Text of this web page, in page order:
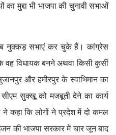
का मुद्दा भी भाजपा की चुनावी सभाओं
नुक्कड़ सभाएं कर चुके हैं। कांग्रेस
वह विधायक बनने अथवा किसी कुर्सी
और हमीरपुर के स्वाभिमान का
सुक्खू को मजबूती देने का कार्य
ने कहा कि लोगों ने प्रदेश में दो कमल
की भाजपा सरकार में चार जून बाद